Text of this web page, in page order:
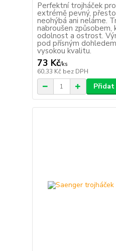
Perfektní trojháček
extrémě pevný,
neohýbá ani neláme.
nabroušen způsobem,
odolnost a ostrost.
pod přísným
vysokou kvalitu.
73 Kč/ks
60,33 Kč bez DPH